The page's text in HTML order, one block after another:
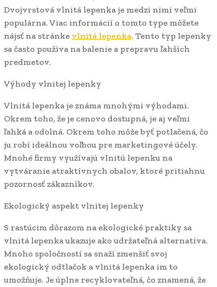
Dvojvrstová vlnitá lepenka je medzi nimi veľmi
populárna. Viac informácií o tomto type môžete
nájsť na stránke vlnitá lepenka. Tento typ lepenky
sa často používa na balenie a prepravu ľahších
predmetov.
Výhody vlnitej lepenky
Vlnitá lepenka je známa mnohými výhodami.
Okrem toho, že je cenovo dostupná, je aj veľmi
ľahká a odolná. Okrem toho môže byť potlačená, čo
ju robí ideálnou voľbou pre marketingové účely.
Mnohé firmy využívajú vlnitú lepenku na
vytváranie atraktívnych obalov, ktoré pritiahnu
pozornosť zákazníkov.
Ekologický aspekt vlnitej lepenky
S rastúcim dôrazom na ekologické praktiky sa
vlnitá lepenka ukazuje ako udržateľná alternatíva.
Mnoho spoločností sa snaží zmenšiť svoj
ekologický odtlačok a vlnitá lepenka im to
umožňuje. Je úplne recyklovateľná, čo znamená, že